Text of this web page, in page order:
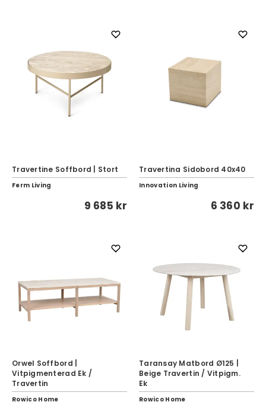
Travertine Soffbord | Stort
Ferm Living
9 685 kr
Travertina Sidobord 40x40
Innovation Living
6 360 kr
Orwel Soffbord |
Vitpigmenterad Ek /
Travertin
Rowico Home
Taransay Matbord Ø125 |
Beige Travertin / Vitpigm.
Ek
Rowico Home